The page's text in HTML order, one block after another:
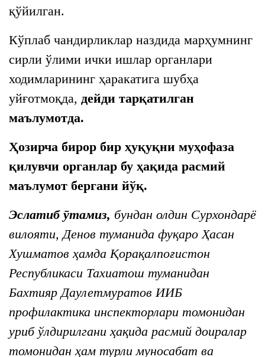
қўйилган.
Кўплаб чандирликлар наздида марҳумнинг
сирли ўлими ички ишлар органлари
ходимларининг ҳаракатига шубҳа
уйғотмоқда, дейди тарқатилган
маълумотда.
Ҳозирча бирор бир ҳуқуқни муҳофаза
қилувчи органлар бу ҳақида расмий
маълумот бергани йўқ.
Эслатиб ӯтамиз, бундан олдин Сурхондарё
вилояти, Денов туманида фуқаро Ҳасан
Хушматов ҳамда Қорақалпоғистон
Республикаси Тахиатош туманидан
Бахтияр Даулетмуратов ИИБ
профилактика инспекторлари томонидан
уриб ўлдирилгани ҳақида расмий доиралар
томонидан ҳам турли муносабат ва